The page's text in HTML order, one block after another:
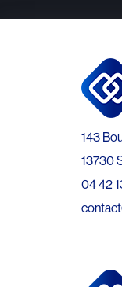
143
13730
04 42